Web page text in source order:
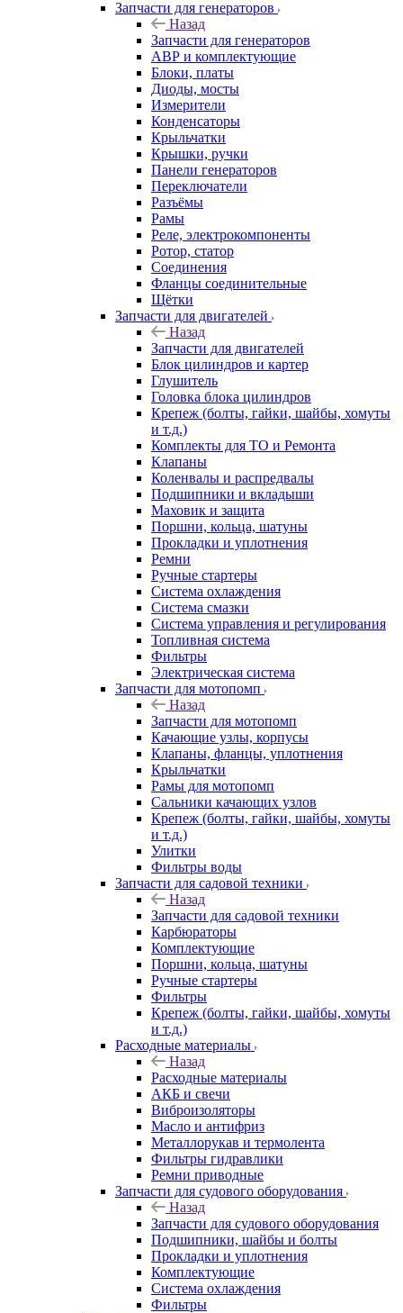
Запчасти для генераторов
Назад
Запчасти для генераторов
АВР и комплектующие
Блоки, платы
Диоды, мосты
Измерители
Конденсаторы
Крыльчатки
Крышки, ручки
Панели генераторов
Переключатели
Разъёмы
Рамы
Реле, электрокомпоненты
Ротор, статор
Соединения
Фланцы соединительные
Щётки
Запчасти для двигателей
Назад
Запчасти для двигателей
Блок цилиндров и картер
Глушитель
Головка блока цилиндров
Крепеж (болты, гайки, шайбы, хомуты
и т.д.)
Комплекты для ТО и Ремонта
Клапаны
Коленвалы и распредвалы
Подшипники и вкладыши
Маховик и защита
Поршни, кольца, шатуны
Прокладки и уплотнения
Ремни
Ручные стартеры
Система охлаждения
Система смазки
Система управления и регулирования
Топливная система
Фильтры
Электрическая система
Запчасти для мотопомп
Назад
Запчасти для мотопомп
Качающие узлы, корпусы
Клапаны, фланцы, уплотнения
Крыльчатки
Рамы для мотопомп
Сальники качающих узлов
Крепеж (болты, гайки, шайбы, хомуты
и т.д.)
Улитки
Фильтры воды
Запчасти для садовой техники
Назад
Запчасти для садовой техники
Карбюраторы
Комплектующие
Поршни, кольца, шатуны
Ручные стартеры
Фильтры
Крепеж (болты, гайки, шайбы, хомуты
и т.д.)
Расходные материалы
Назад
Расходные материалы
АКБ и свечи
Виброизоляторы
Масло и антифриз
Металлорукав и термолента
Фильтры гидравлики
Ремни приводные
Запчасти для судового оборудования
Назад
Запчасти для судового оборудования
Подшипники, шайбы и болты
Прокладки и уплотнения
Комплектующие
Система охлаждения
Фильтры